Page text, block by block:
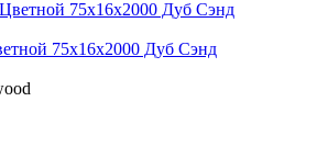
75х16х2000 Дуб Сэнд